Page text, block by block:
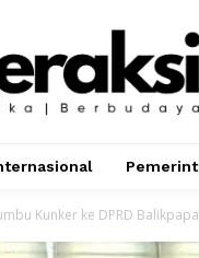
Kunker ke DPRD